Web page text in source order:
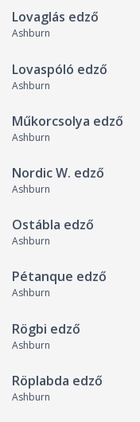
Lovaglás edző
Ashburn
Lovaspóló edző
Ashburn
Műkorcsolya edző
Ashburn
Nordic W. edző
Ashburn
Ostábla edző
Ashburn
Pétanque edző
Ashburn
Rögbi edző
Ashburn
Röplabda edző
Ashburn